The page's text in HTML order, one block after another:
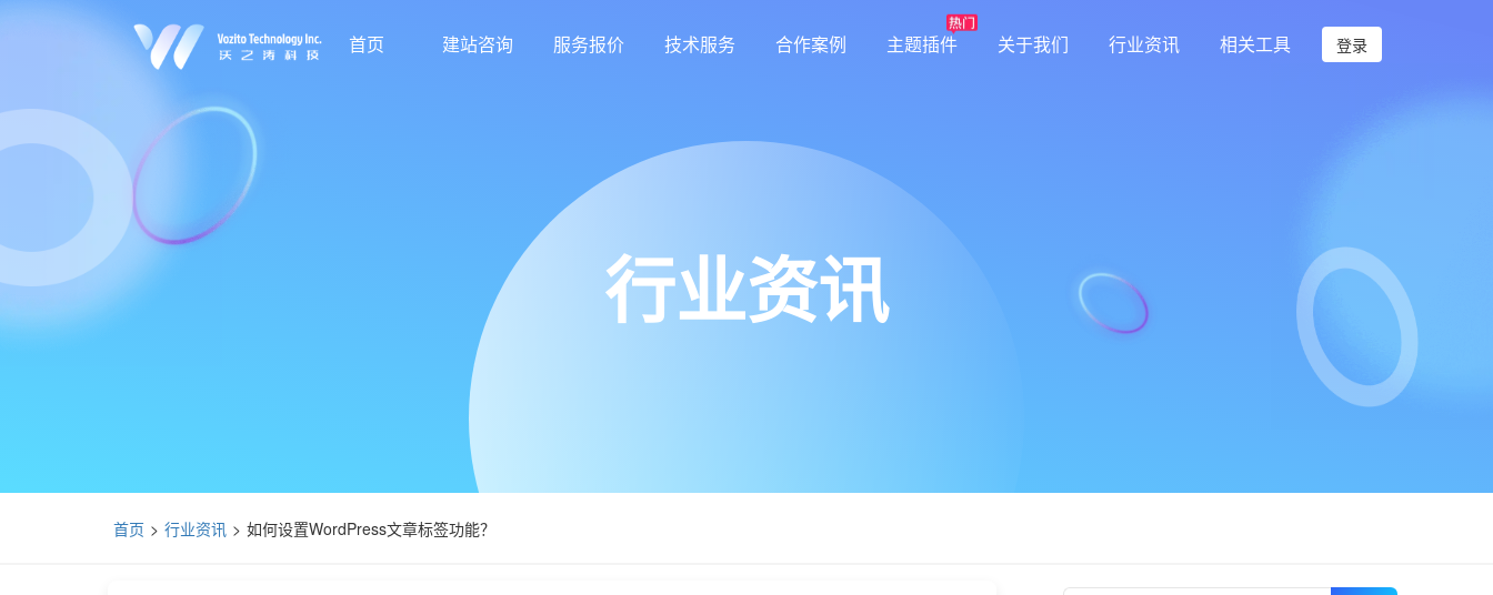
首页 建站咨询 服务报价 技术服务 合作案例 主题插件 关于我们 行业资讯 相关工具 登录
行业资讯
首页 行业资讯 如何设置WordPress文章标签功能？